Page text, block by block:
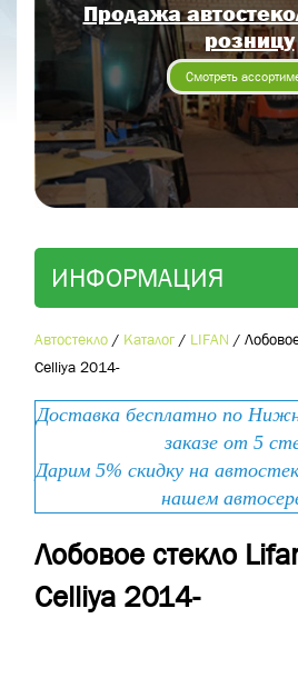
Продажа
розницу
Смотреть
ИНФОРМАЦИЯ
Автостекло / Каталог / LIFAN /
Celliya 2014-
Доставка бесплатно по
заказе от 5
Дарим 5% скидку на
нашем
Лобовое стекло
Celliya 2014-
Отправить
Отправить заявку